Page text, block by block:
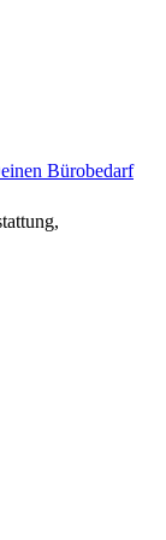
Bürobedarf